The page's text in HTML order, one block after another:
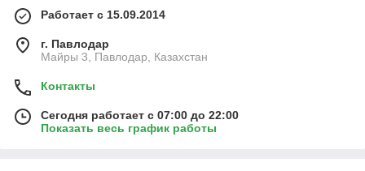
Работает с 15.09.2014
г. Павлодар
Майры 3, Павлодар, Казахстан
Контакты
Сегодня работает с 07:00 до 22:00
Показать весь график работы